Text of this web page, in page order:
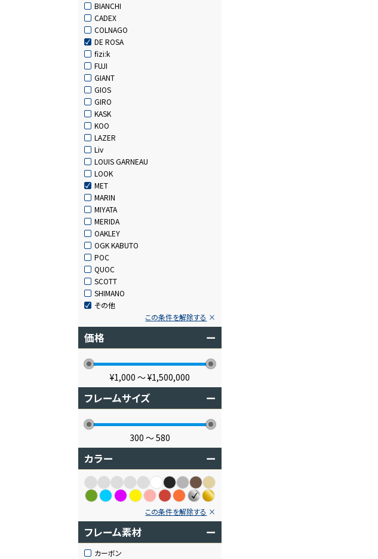
BIANCHI
CADEX
COLNAGO
DE ROSA
fizi:k
FUJI
GIANT
GIOS
GIRO
KASK
KOO
LAZER
Liv
LOUIS GARNEAU
LOOK
MET
MARIN
MIYATA
MERIDA
OAKLEY
OGK KABUTO
POC
QUOC
SCOTT
SHIMANO
その他
この条件を解除する
価格 ー
¥1,000 〜¥1,500,000
フレームサイズ ー
300 〜580
カラー ー
この条件を解除する
フレーム素材 ー
カーボン